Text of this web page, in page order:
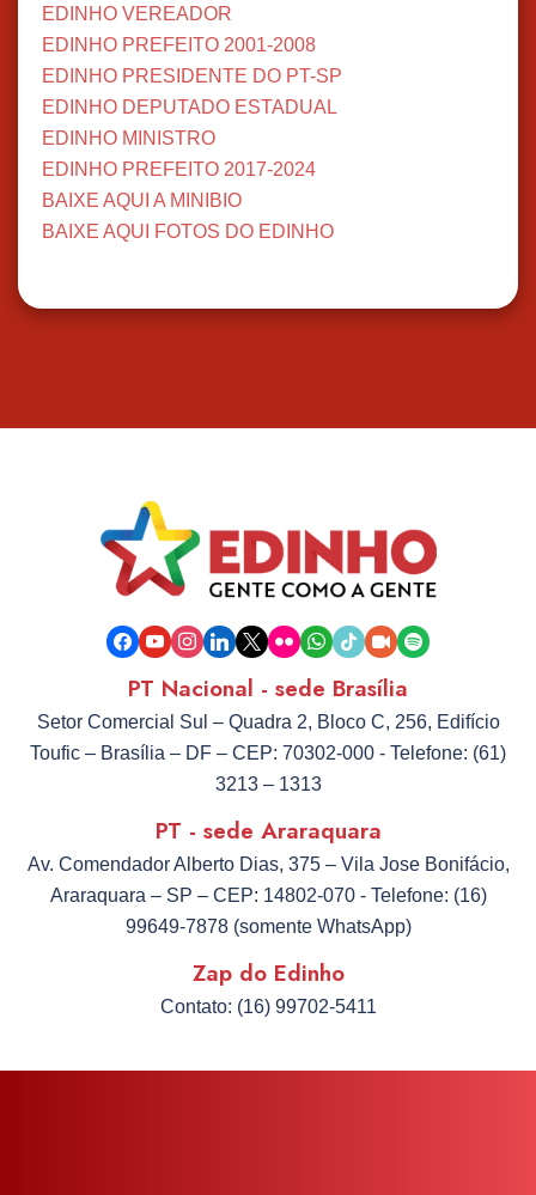
EDINHO VEREADOR
EDINHO PREFEITO 2001-2008
EDINHO PRESIDENTE DO PT-SP
EDINHO DEPUTADO ESTADUAL
EDINHO MINISTRO
EDINHO PREFEITO 2017-2024
BAIXE AQUI A MINIBIO
BAIXE AQUI FOTOS DO EDINHO
facebook
youtubeinstagram
linkedin
x flickrwhatsapp
tiktokvideo-spotify
PT Nacional - sede Brasília
Setor Comercial Sul – Quadra 2, Bloco C, 256, Edifício
Toufic – Brasília – DF – CEP: 70302-000 - Telefone: (61)
3213 – 1313
PT - sede Araraquara
Av. Comendador Alberto Dias, 375 – Vila Jose Bonifácio,
Araraquara – SP – CEP: 14802-070 - Telefone: (16)
99649-7878 (somente WhatsApp)
Zap do Edinho
Contato: (16) 99702-5411